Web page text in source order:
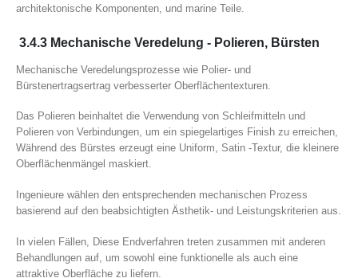
architektonische Komponenten, und marine Teile.
3.4.3 Mechanische Veredelung - Polieren, Bürsten
Mechanische Veredelungsprozesse wie Polier- und
Bürstenertragsertrag verbesserter Oberflächentexturen.
Das Polieren beinhaltet die Verwendung von Schleifmitteln und
Polieren von Verbindungen, um ein spiegelartiges Finish zu erreichen,
Während des Bürstes erzeugt eine Uniform, Satin -Textur, die kleinere
Oberflächenmängel maskiert.
Ingenieure wählen den entsprechenden mechanischen Prozess
basierend auf den beabsichtigten Ästhetik- und Leistungskriterien aus.
In vielen Fällen, Diese Endverfahren treten zusammen mit anderen
Behandlungen auf, um sowohl eine funktionelle als auch eine
attraktive Oberfläche zu liefern.